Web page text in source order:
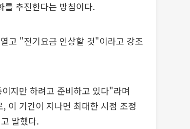
를 추진한다는 방침이다.
고 "전기요금 인상할 것"이라고 강조
지만 하려고 준비하고 있다"라며
이 기간이 지나면 최대한 시점 조정
말했다.